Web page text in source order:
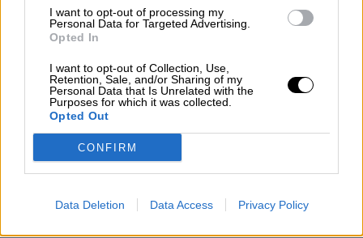
I want to opt-out of processing my
Personal Data for Targeted Advertising.
Opted In
I want to opt-out of Collection, Use,
Retention, Sale, and/or Sharing of my
Personal Data that Is Unrelated with the
Purposes for which it was collected.
Opted Out
CONFIRM
Data Deletion Data Access Privacy Policy
Por Álvaro Frutos Rosado y Gabinete
Geopolítica de Crisis
Reconquista leonesa
Por Carlos Miranda
Clara Campoamor: Mi sueño,
mi pesadilla